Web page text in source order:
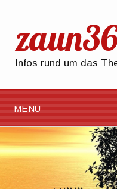
Infos rund um das
MENU